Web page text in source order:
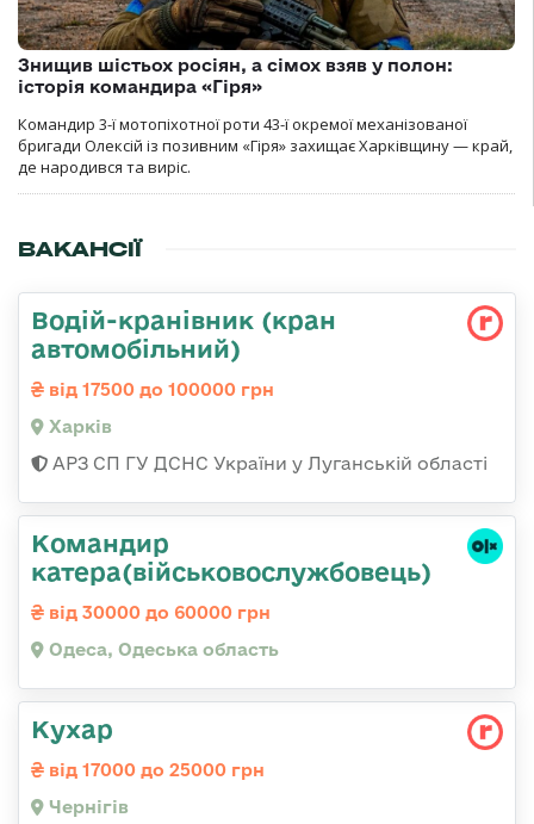
Знищив шістьох росіян, а сімох взяв у полон:
історія командира «Гіря»
Командир 3-ї мотопіхотної роти 43-ї окремої механізованої
бригади Олексій із позивним «Гіря» захищає Харківщину — край,
де народився та виріс.
ВАКАНСІЇ
Водій-кранівник (кран
автомобільний)
від 17500 до 100000 грн
Харків
АРЗ СП ГУ ДСНС України у Луганській області
Командир
катера(військовослужбовець)
від 30000 до 60000 грн
Одеса, Одеська область
Кухар
від 17000 до 25000 грн
Чернігів